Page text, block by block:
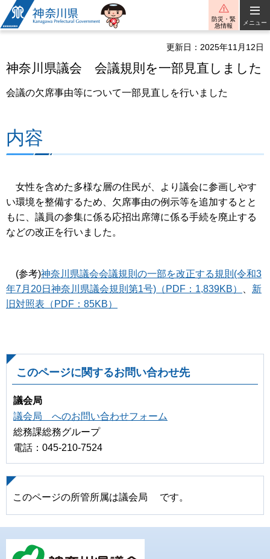
神奈川県
防災・緊
急情報
メニュー
更新日：2025年11月12日
神奈川県議会 会議規則を一部見直しました
会議の欠席事由等について一部見直しを行いました
内容
女性を含めた多様な層の住民が、より議会に参画しやす
い環境を整備するため、欠席事由の例示等を追加するとと
もに、議員の参集に係る応招出席簿に係る手続を廃止する
などの改正を行いました。
(参考)神奈川県議会会議規則の一部を改正する規則(令和3
年7月20日神奈川県議会規則第1号)（PDF：1,839KB）
新
旧対照表（PDF：85KB）
このページに関するお問い合わせ先
議会局
議会局 へのお問い合わせフォーム
総務課総務グループ
電話：045-210-7524
このページの所管所属は議会局 です。